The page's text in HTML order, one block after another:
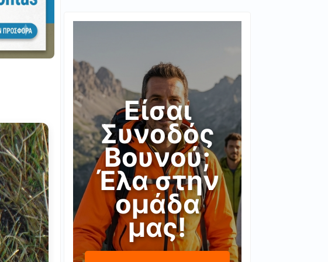
Είσαι
Συνοδός
Βουνού;
Έλα στην
ομάδα
μας!